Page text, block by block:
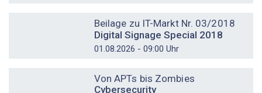
Beilage zu IT-Markt Nr. 03/2018
Digital Signage Special 2018
01.08.2026 - 09:00 Uhr
Von APTs bis Zombies
Cybersecurity